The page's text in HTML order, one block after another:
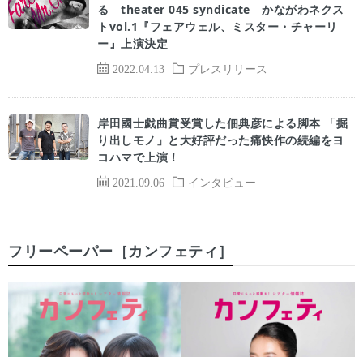
2022.04.13 プレスリリース
る theater 045 syndicate かながわネクス
トvol.1『フェアウェル、ミスター・チャーリ
ー』上演決定
2021.09.06 インタビュー
岸田國士戯曲賞受賞した佃典彦による脚本 「掘
り出しモノ」と大好評だった痛快作の続編をヨ
コハマで上演！
フリーペーパー［カンフェティ］